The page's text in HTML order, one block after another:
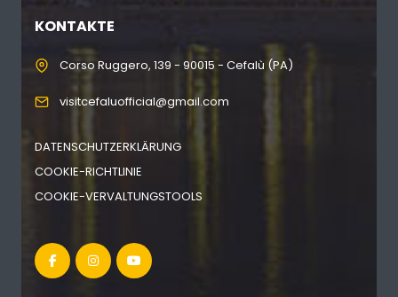
KONTAKTE
Corso Ruggero, 139 - 90015 - Cefalù (PA)
visitcefaluofficial@gmail.com
DATENSCHUTZERKLÄRUNG
COOKIE-RICHTLINIE
COOKIE-VERVALTUNGSTOOLS